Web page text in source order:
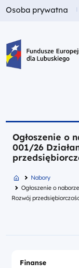
Fundusze dla
Osoba prywatna
Fundusze
Ogłoszenie o
001/26
Nabory
Ogłoszenie o
Rozwój
Finanse